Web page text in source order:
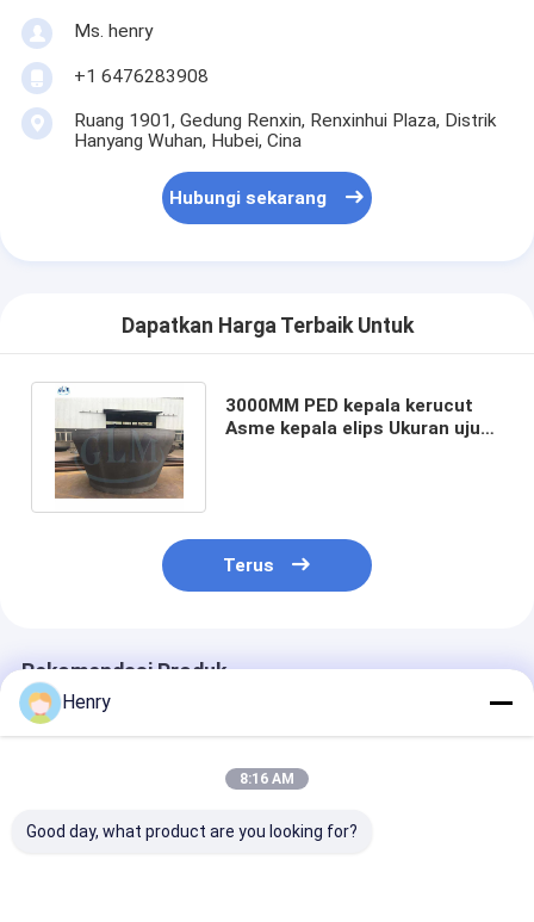
Ms. henry
+1 6476283908
Ruang 1901, Gedung Renxin, Renxinhui Plaza, Distrik
Hanyang Wuhan, Hubei, Cina
Hubungi sekarang
Dapatkan Harga Terbaik Untuk
3000MM PED kepala kerucut
Asme kepala elips Ukuran ujung
Terus
Rekomendasi Produk
Henry
8:16 AM
Good day, what product are you looking for?